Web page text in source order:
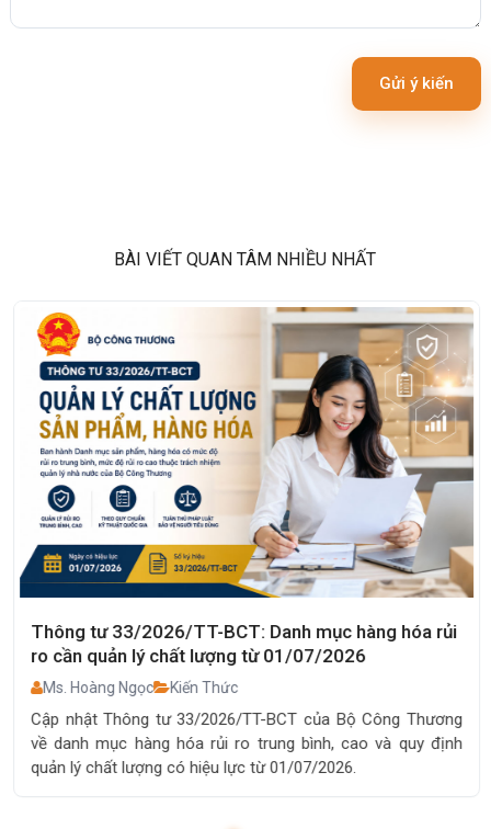
Gửi ý kiến
BÀI VIẾT QUAN TÂM NHIỀU NHẤT
Thông tư 33/2026/TT-BCT: Danh mục hàng hóa rủi
ro cần quản lý chất lượng từ 01/07/2026
Ms. Hoàng Ngọc Kiến Thức
Cập nhật Thông tư 33/2026/TT-BCT của Bộ Công Thương
về danh mục hàng hóa rủi ro trung bình, cao và quy định
quản lý chất lượng có hiệu lực từ 01/07/2026.